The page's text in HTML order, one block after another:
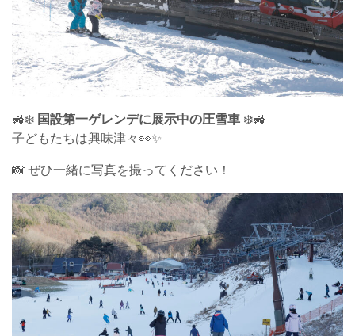
🚜❄️ 国設第一ゲレンデに展示中の圧雪車 ❄️🚜
子どもたちは興味津々👀✨
📸 ぜひ一緒に写真を撮ってください！